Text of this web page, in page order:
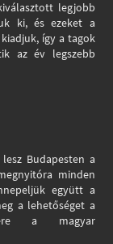
legjobb
ki, és ezeket a
így a tagok
az év legszebb
Budapesten a
minden
együtt a
a lehetőséget a
a magyar